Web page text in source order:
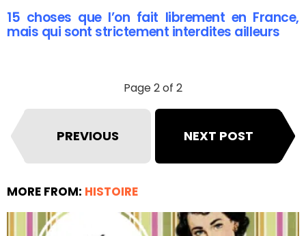
15 choses que l’on fait librement en France,
mais qui sont strictement interdites ailleurs
Page 2 of 2
PREVIOUS NEXT POST
MORE FROM: HISTOIRE